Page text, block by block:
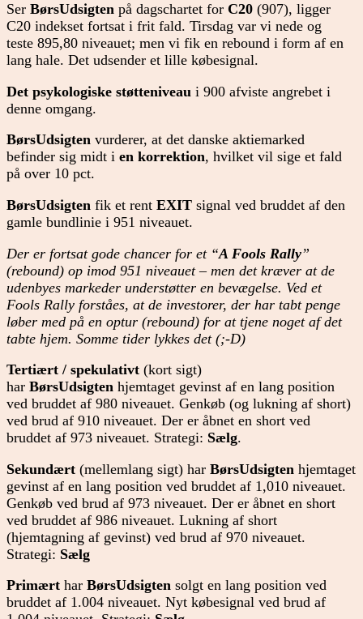
Ser BørsUdsigten på dagschartet for C20 (907), ligger
C20 indekset fortsat i frit fald. Tirsdag var vi nede og
teste 895,80 niveauet; men vi fik en rebound i form af en
lang hale. Det udsender et lille købesignal.
Det psykologiske støtteniveau i 900 afviste angrebet i
denne omgang.
BørsUdsigten vurderer, at det danske aktiemarked
befinder sig midt i en korrektion, hvilket vil sige et fald
på over 10 pct.
BørsUdsigten fik et rent EXIT signal ved bruddet af den
gamle bundlinie i 951 niveauet.
Der er fortsat gode chancer for et “A Fools Rally”
(rebound) op imod 951 niveauet – men det kræver at de
udenbyes markeder understøtter en bevægelse. Ved et
Fools Rally forståes, at de investorer, der har tabt penge
løber med på en optur (rebound) for at tjene noget af det
tabte hjem. Somme tider lykkes det (;-D)
Tertiært / spekulativt (kort sigt)
har BørsUdsigten hjemtaget gevinst af en lang position
ved bruddet af 980 niveauet. Genkøb (og lukning af short)
ved brud af 910 niveauet. Der er åbnet en short ved
bruddet af 973 niveauet. Strategi: Sælg.
Sekundært (mellemlang sigt) har BørsUdsigten hjemtaget
gevinst af en lang position ved bruddet af 1,010 niveauet.
Genkøb ved brud af 973 niveauet. Der er åbnet en short
ved bruddet af 986 niveauet. Lukning af short
(hjemtagning af gevinst) ved brud af 970 niveauet.
Strategi: Sælg
Primært har BørsUdsigten solgt en lang position ved
bruddet af 1.004 niveauet. Nyt købesignal ved brud af